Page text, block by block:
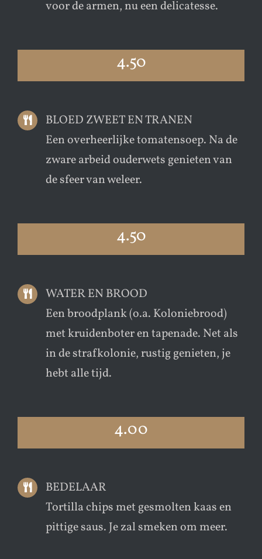
voor de armen, nu een delicatesse.
4.50
BLOED ZWEET EN TRANEN
Een overheerlijke tomatensoep. Na de
zware arbeid ouderwets genieten van
de sfeer van weleer.
4.50
WATER EN BROOD
Een broodplank (o.a. Koloniebrood)
met kruidenboter en tapenade. Net als
in de strafkolonie, rustig genieten, je
hebt alle tijd.
4.00
BEDELAAR
Tortilla chips met gesmolten kaas en
pittige saus. Je zal smeken om meer.